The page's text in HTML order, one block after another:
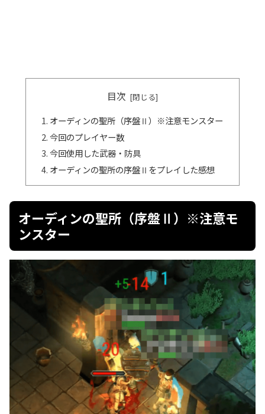
目次
オーディンの聖所（序盤Ⅱ）※注意モンスター
今回のプレイヤー数
今回使用した武器・防具
オーディンの聖所の序盤Ⅱをプレイした感想
オーディンの聖所（序盤Ⅱ）※注意モ
ンスター